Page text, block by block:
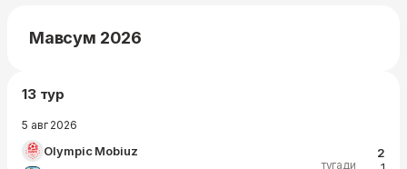
Мавсум 2026
13 тур
5 авг 2026
Olympic Mobiuz
тугади
2